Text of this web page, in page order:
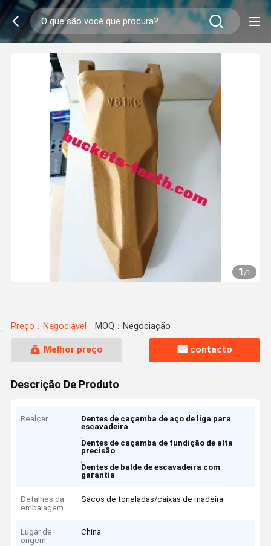
1/1
Preço：Negociável MOQ：Negociação
Melhor preço contacto
Descrição De Produto
Realçar
Dentes de caçamba de aço de liga para
escavadeira
,
Dentes de caçamba de fundição de alta
precisão
,
Dentes de balde de escavadeira com
garantia
Detalhes da
embalagem
Sacos de toneladas/caixas de madeira
Lugar de
origem
China